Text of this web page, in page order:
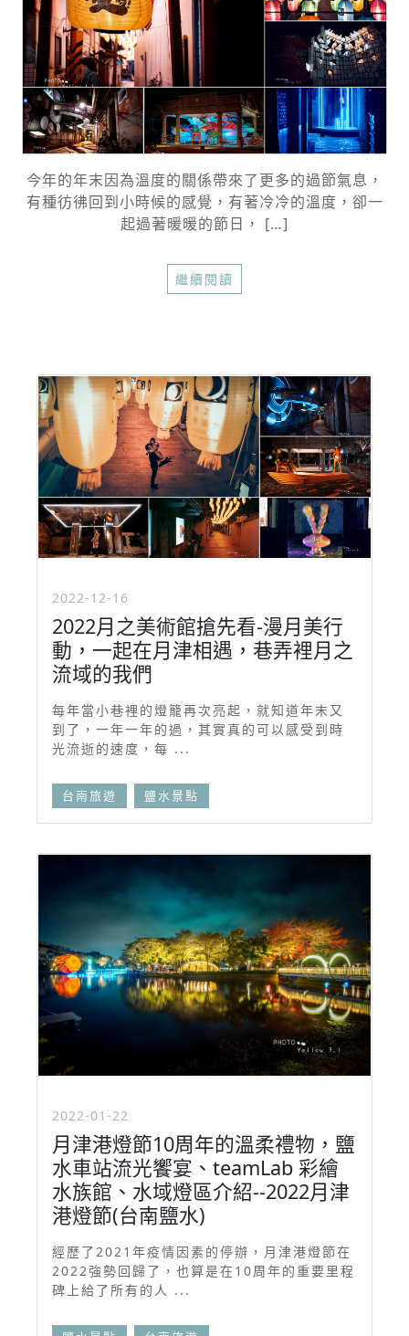
今年的年末因為溫度的關係帶來了更多的過節氣息，
有種彷彿回到小時候的感覺，有著冷冷的溫度，卻一
起過著暖暖的節日， […]
繼續閱讀
2022-12-16
2022月之美術館搶先看-漫月美行
動，一起在月津相遇，巷弄裡月之
流域的我們
每年當小巷裡的燈籠再次亮起，就知道年末又
到了，一年一年的過，其實真的可以感受到時
光流逝的速度，每 ...
台南旅遊 鹽水景點
2022-01-22
月津港燈節10周年的溫柔禮物，鹽
水車站流光饗宴、teamLab 彩繪
水族館、水域燈區介紹--2022月津
港燈節(台南鹽水)
經歷了2021年疫情因素的停辦，月津港燈節在
2022強勢回歸了，也算是在10周年的重要里程
碑上給了所有的人 ...